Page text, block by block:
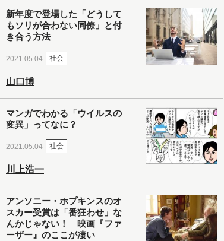
新年度で登場した「どうして
もソリが合わない同僚」と付
き合う方法
2021.05.04 社会
山口博
マンガでわかる「ウイルスの
変異」ってなに？
2021.05.04 社会
川上浩一
アンソニー・ホプキンスのオ
スカー受賞は「番狂わせ」な
んかじゃない！ 映画『ファ
ーザー』のここが凄い